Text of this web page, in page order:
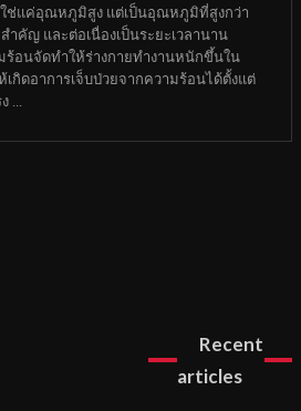
ใช่แค่อุณหภูมิสูง แต่เป็นอุณหภูมิที่สูงกว่า
ำคัญ และต่อเนื่องเป็นระยะเวลานาน
อนจัดทำให้ร่างกายทำงานหนักขึ้นใน
กิดอาการเจ็บป่วยจากความร้อนได้ตั้งแต่
...
Recent
articles